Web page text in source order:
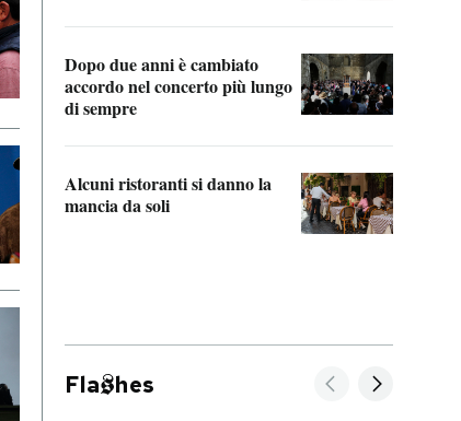
Dopo due anni è cambiato
accordo nel concerto più lungo
di sempre
Alcuni ristoranti si danno la
mancia da soli
Fla hes